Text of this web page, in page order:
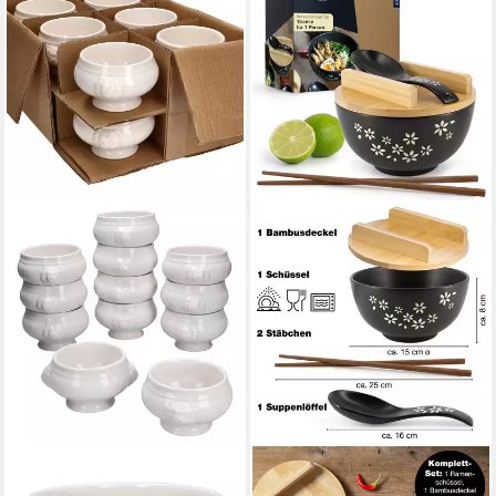
MORITZ & MORITZ